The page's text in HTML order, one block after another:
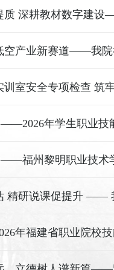
质 深耕教材数字建
空产业新赛道——我院
训室安全专项检查 筑
——2026年学生职业技
——福州黎明职业技术
年福建省职业院校